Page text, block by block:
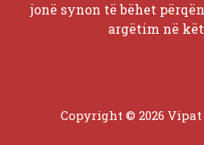
jonë synon të bëhet
argëtim në
Copyright © 2026 Vipat